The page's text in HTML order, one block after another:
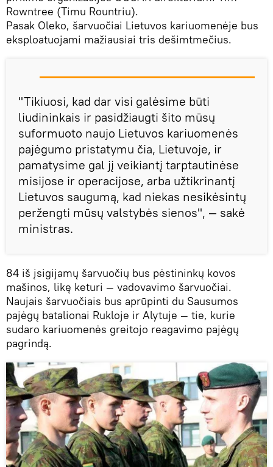
Rowntree (Timu Rountriu).
Pasak Oleko, šarvuočiai Lietuvos kariuomenėje bus
eksploatuojami mažiausiai tris dešimtmečius.
"Tikiuosi, kad dar visi galėsime būti
liudininkais ir pasidžiaugti šito mūsų
suformuoto naujo Lietuvos kariuomenės
pajėgumo pristatymu čia, Lietuvoje, ir
pamatysime gal jį veikiantį tarptautinėse
misijose ir operacijose, arba užtikrinantį
Lietuvos saugumą, kad niekas nesikėsintų
peržengti mūsų valstybės sienos", — sakė
ministras.
84 iš įsigijamų šarvuočių bus pėstininkų kovos
mašinos, likę keturi — vadovavimo šarvuočiai.
Naujais šarvuočiais bus aprūpinti du Sausumos
pajėgų batalionai Rukloje ir Alytuje — tie, kurie
sudaro kariuomenės greitojo reagavimo pajėgų
pagrindą.